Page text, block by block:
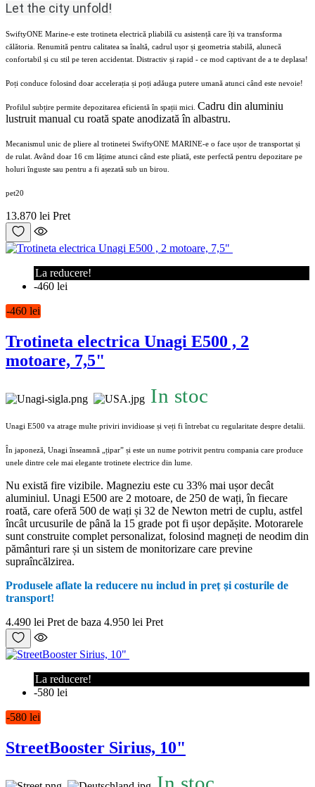
Let the city unfold!
SwiftyONE Marine-e este trotineta electrică pliabilă cu asistență care îți va transforma
călătoria. Renumită pentru calitatea sa înaltă, cadrul ușor și geometria stabilă, alunecă
confortabil și cu stil pe teren accidentat. Distractiv și rapid - ce mod captivant de a te deplasa!
Poți conduce folosind doar accelerația și poți adăuga putere umană atunci când este nevoie!
Profilul subțire permite depozitarea eficientă în spații mici. Cadru din aluminiu
lustruit manual cu roată spate anodizată în albastru.
Mecanismul unic de pliere al trotinetei SwiftyONE MARINE-e o face ușor de transportat și
de rulat. Având doar 16 cm lățime atunci când este pliată, este perfectă pentru depozitare pe
holuri înguste sau pentru a fi așezată sub un birou.
pet20
13.870 lei Pret
La reducere!
-460 lei
-460 lei
Trotineta electrica Unagi E500 , 2
motoare, 7,5"
In stoc
Unagi E500 va atrage multe priviri invidioase și veți fi întrebat cu regularitate despre detalii.
În japoneză, Unagi înseamnă „țipar” și este un nume potrivit pentru compania care produce
unele dintre cele mai elegante trotinete electrice din lume.
Nu există fire vizibile. Magneziu este cu 33% mai ușor decât
aluminiul. Unagi E500 are 2 motoare, de 250 de wați, în fiecare
roată, care oferă 500 de wați și 32 de Newton metri de cuplu, astfel
încât urcusurile de până la 15 grade pot fi ușor depășite. Motorarele
sunt construite complet personalizat, folosind magneți de neodim din
pământuri rare și un sistem de monitorizare care previne
supraîncălzirea.
Produsele aflate la reducere nu includ in preț și costurile de
transport!
4.490 lei Pret de baza 4.950 lei Pret
La reducere!
-580 lei
-580 lei
StreetBooster Sirius, 10"